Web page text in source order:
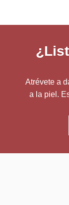
Atrévete a
a la piel.